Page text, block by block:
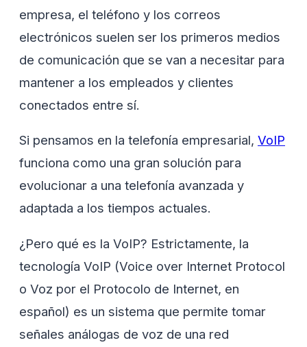
empresa, el teléfono y los correos
electrónicos suelen ser los primeros medios
de comunicación que se van a necesitar para
mantener a los empleados y clientes
conectados entre sí.
Si pensamos en la telefonía empresarial, VoIP
funciona como una gran solución para
evolucionar a una telefonía avanzada y
adaptada a los tiempos actuales.
¿Pero qué es la VoIP? Estrictamente, la
tecnología VoIP (Voice over Internet Protocol
o Voz por el Protocolo de Internet, en
español) es un sistema que permite tomar
señales análogas de voz de una red